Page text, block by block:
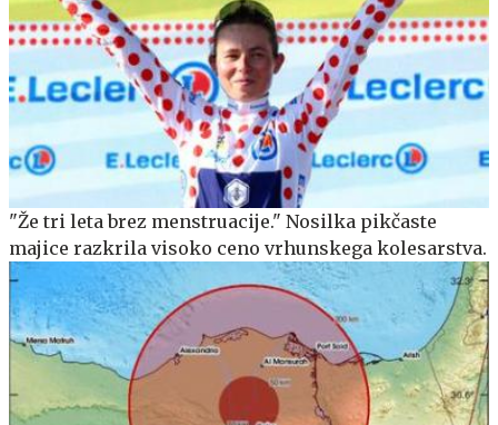
"Že tri leta brez menstruacije." Nosilka pikčaste
majice razkrila visoko ceno vrhunskega kolesarstva.